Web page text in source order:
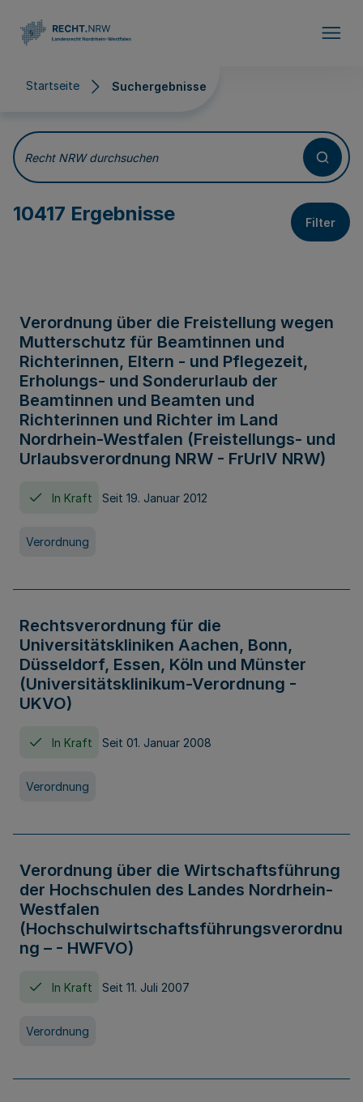
Startseite Suchergebnisse
Suchergebnisse
Recht NRW durchsuchen
10417 Ergebnisse Filter
Verordnung über die Freistellung wegen
Mutterschutz für Beamtinnen und
Richterinnen, Eltern - und Pflegezeit,
Erholungs- und Sonderurlaub der
Beamtinnen und Beamten und
Richterinnen und Richter im Land
Nordrhein-Westfalen (Freistellungs- und
Urlaubsverordnung NRW - FrUrlV NRW)
In Kraft Seit 19. Januar 2012
Verordnung
Rechtsverordnung für die
Universitätskliniken Aachen, Bonn,
Düsseldorf, Essen, Köln und Münster
(Universitätsklinikum-Verordnung -
UKVO)
In Kraft Seit 01. Januar 2008
Verordnung
Verordnung über die Wirtschaftsführung
der Hochschulen des Landes Nordrhein-
Westfalen
(Hochschulwirtschaftsführungsverordnu
ng – - HWFVO)
In Kraft Seit 11. Juli 2007
Verordnung